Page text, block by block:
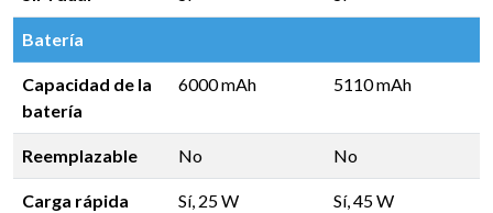
Batería
Capacidad de la
batería
6000 mAh 5110 mAh
Reemplazable No No
Carga rápida
Sí, 25 W Sí, 45 W